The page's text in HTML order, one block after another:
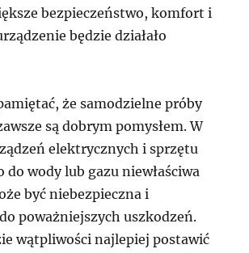
bezpieczeństwo, komfort i
będzie działało
że samodzielne próby
są dobrym pomysłem. W
elektrycznych i sprzętu
do wody lub gazu niewłaściwa
być niebezpieczna i
poważniejszych uszkodzeń.
wątpliwości najlepiej postawić